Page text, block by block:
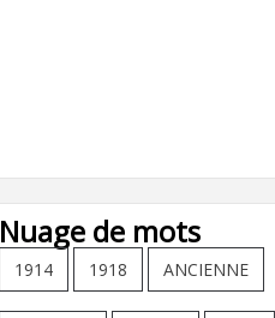
Nuage de mots
1914 1918 ANCIENNE